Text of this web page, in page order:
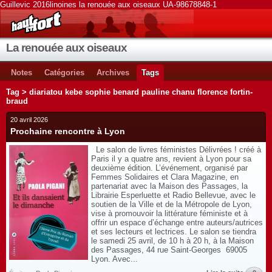
Guillevic 2016linoines la renouée aux oiseaux UA-98678848-1
La renouée aux oiseaux
Notes Catégories Archives Tags
Tag > diariatou kebe sophie benard pauline chanu florence fortin-
braud
20 avril 2026
Prochaine rencontre à Lyon
Le salon de livres féministes Délivrées ! créé à
Paris il y a quatre ans, revient à Lyon pour sa
deuxième édition. L’événement, organisé par
Femmes Solidaires et Clara Magazine, en
partenariat avec la Maison des Passages, la
Librairie Esperluette et Radio Bellevue, avec le
soutien de la Ville et de la Métropole de Lyon,
vise à promouvoir la littérature féministe et à
offrir un espace d’échange entre auteurs/autrices
et ses lecteurs et lectrices. Le salon se tiendra
le samedi 25 avril, de 10 h à 20 h, à la Maison
des Passages, 44 rue Saint-Georges 69005
Lyon. Avec...